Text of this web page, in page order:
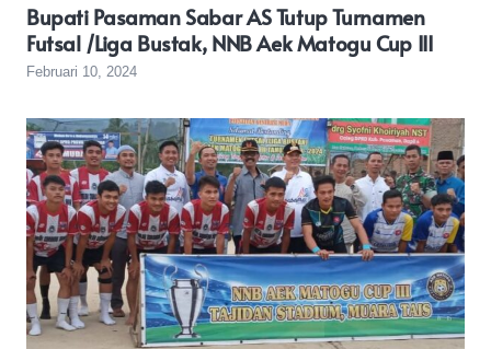
Bupati Pasaman Sabar AS Tutup Turnamen
Futsal /Liga Bustak, NNB Aek Matogu Cup III
Februari 10, 2024